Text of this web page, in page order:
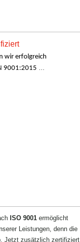
wir erfolgreich
9001:2015
ISO 9001 ermöglicht
Leistungen, denn die
Jetzt zusätzlich zertifiziert